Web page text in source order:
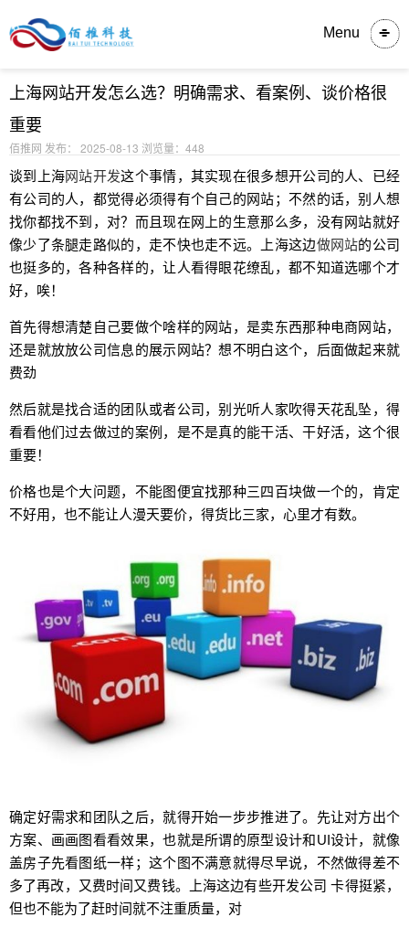
Menu
上海网站开发怎么选？明确需求、看案例、谈价格很
重要
佰推网 发布： 2025-08-13 浏览量：448
谈到上海网站开发这个事情，其实现在很多想开公司的人、已经
有公司的人，都觉得必须得有个自己的网站；不然的话，别人想
找你都找不到，对？而且现在网上的生意那么多，没有网站就好
像少了条腿走路似的，走不快也走不远。上海这边做网站的公司
也挺多的，各种各样的，让人看得眼花缭乱，都不知道选哪个才
好，唉！
首先得想清楚自己要做个啥样的网站，是卖东西那种电商网站，
还是就放放公司信息的展示网站？想不明白这个，后面做起来就
费劲
然后就是找合适的团队或者公司，别光听人家吹得天花乱坠，得
看看他们过去做过的案例，是不是真的能干活、干好活，这个很
重要！
价格也是个大问题，不能图便宜找那种三四百块做一个的，肯定
不好用，也不能让人漫天要价，得货比三家，心里才有数。
确定好需求和团队之后，就得开始一步步推进了。先让对方出个
方案、画画图看看效果，也就是所谓的原型设计和UI设计，就像
盖房子先看图纸一样；这个图不满意就得尽早说，不然做得差不
多了再改，又费时间又费钱。上海这边有些开发公司 卡得挺紧，
但也不能为了赶时间就不注重质量，对